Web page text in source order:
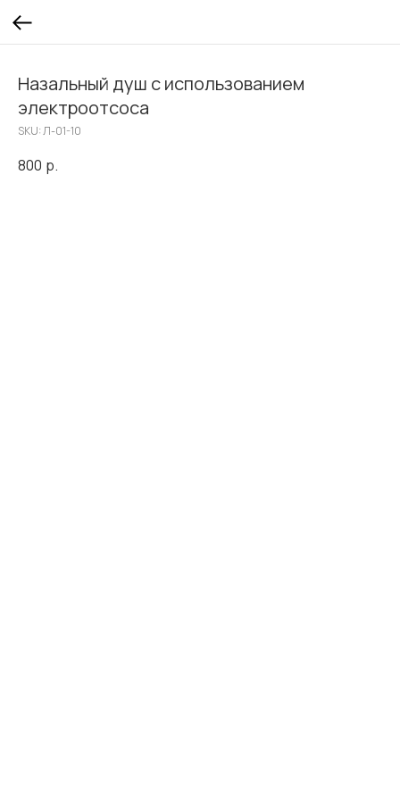
Назальный душ с использованием
электроотсоса
SKU:Л-01-10
800 р.